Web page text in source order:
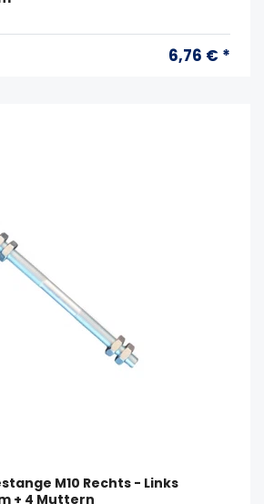
6,76 € *
M10 Rechts - Links
+ 4 Muttern